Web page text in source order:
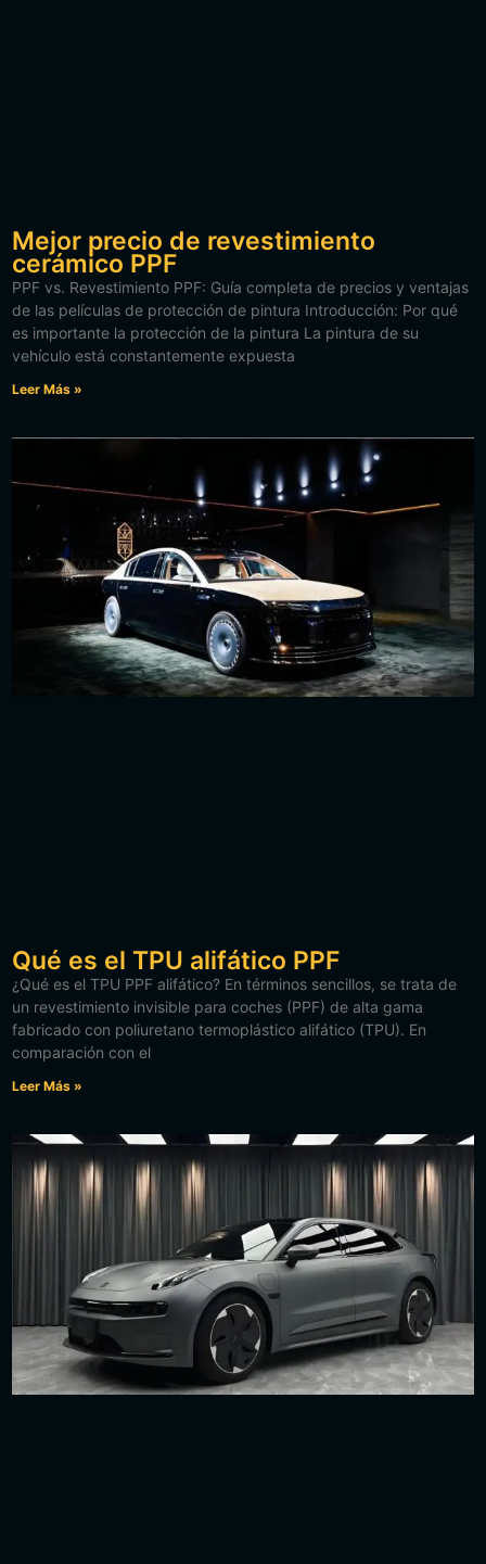
Mejor precio de revestimiento
cerámico PPF
PPF vs. Revestimiento PPF: Guía completa de precios y ventajas
de las películas de protección de pintura Introducción: Por qué
es importante la protección de la pintura La pintura de su
vehículo está constantemente expuesta
Leer Más »
Qué es el TPU alifático PPF
¿Qué es el TPU PPF alifático? En términos sencillos, se trata de
un revestimiento invisible para coches (PPF) de alta gama
fabricado con poliuretano termoplástico alifático (TPU). En
comparación con el
Leer Más »